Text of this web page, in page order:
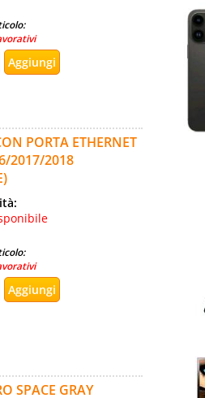
PORTA ETHERNET
2017/2018
SPACE GRAY